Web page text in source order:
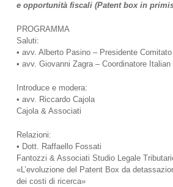
e opportunità fiscali (Patent box in
PROGRAMMA
Saluti:
• avv. Alberto Pasino – Presidente
• avv. Giovanni Zagra – Coordinatore
Introduce e modera:
• avv. Riccardo Cajola
Cajola & Associati
Relazioni:
• Dott. Raffaello Fossati
Fantozzi & Associati Studio Legale
«L’evoluzione del Patent Box da
dei costi di ricerca»